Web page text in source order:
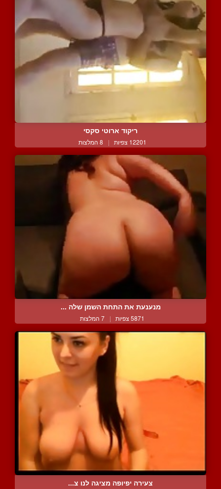
ריקוד ארוטי סקסי
12201 צפיות | 8 המלצות
מנענעת את התחת השמן שלה ...
5871 צפיות | 7 המלצות
צעירה יפיופה מציגה לנו צ...